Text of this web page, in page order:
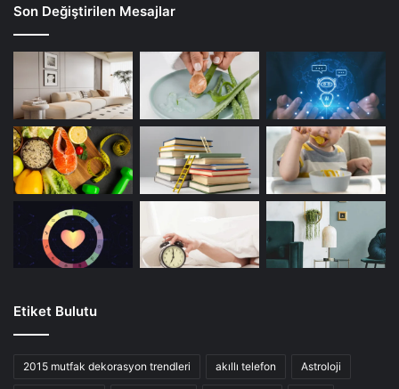
Son Değiştirilen Mesajlar
Etiket Bulutu
2015 mutfak dekorasyon trendleri akıllı telefon Astroloji